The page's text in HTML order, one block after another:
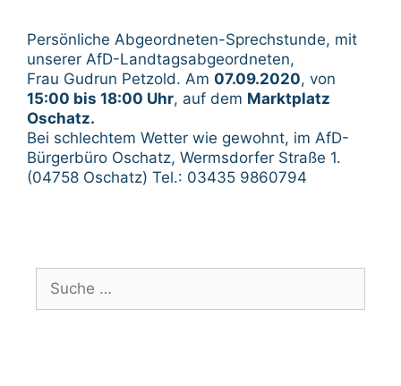
Persönliche Abgeordneten-Sprechstunde, mit
unserer AfD-Landtagsabgeordneten,
Frau Gudrun Petzold. Am 07.09.2020, von
15:00 bis 18:00 Uhr, auf dem Marktplatz
Oschatz.
Bei schlechtem Wetter wie gewohnt, im AfD-
Bürgerbüro Oschatz, Wermsdorfer Straße 1.
(04758 Oschatz) Tel.: 03435 9860794
nach: